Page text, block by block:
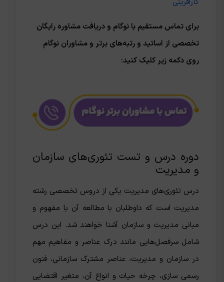
برای تماس مستقیم با نوگام و دریافت مشاوره رایگان
تخصصی از اساتید و رتبه‌های برتر و مشاوران نوگام
روی دکمه زیر کلیک کنید:
دوره درس و تست تئوری‌های سازمان
و مدیریت
درس تئوری‌های مدیریت یکی از دروس تخصصی رشته
مدیریت است که داوطلبان با مطالعه آن با مفهوم و
مبانی مدیریت و سازمان آشنا خواهند شد. این درس
شامل سرفصل‌هایی مانند درک عناصر و مفاهیم مهم
در سازمان و مدیریت، عناصر مشترک سازمانی، فنون
رسمی سازی، چرخه حیات و انواع آن، متغیر اقتضایی